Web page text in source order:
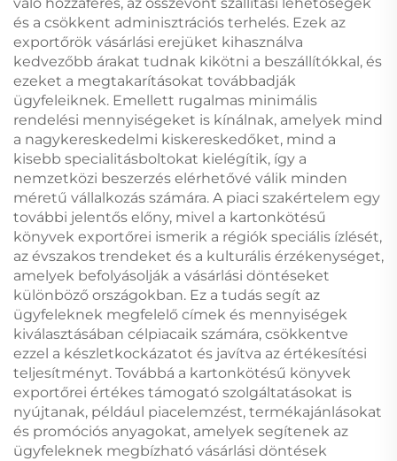
és a csökkent adminisztrációs terhelés. Ezek az
exportőrök vásárlási erejüket kihasználva
kedvezőbb árakat tudnak kikötni a beszállítókkal, és
ezeket a megtakarításokat továbbadják
ügyfeleiknek. Emellett rugalmas minimális
rendelési mennyiségeket is kínálnak, amelyek mind
a nagykereskedelmi kiskereskedőket, mind a
kisebb specialitásboltokat kielégítik, így a
nemzetközi beszerzés elérhetővé válik minden
méretű vállalkozás számára. A piaci szakértelem egy
további jelentős előny, mivel a kartonkötésű
könyvek exportőrei ismerik a régiók speciális ízlését,
az évszakos trendeket és a kulturális érzékenységet,
amelyek befolyásolják a vásárlási döntéseket
különböző országokban. Ez a tudás segít az
ügyfeleknek megfelelő címek és mennyiségek
kiválasztásában célpiacaik számára, csökkentve
ezzel a készletkockázatot és javítva az értékesítési
teljesítményt. Továbbá a kartonkötésű könyvek
exportőrei értékes támogató szolgáltatásokat is
nyújtanak, például piacelemzést, termékajánlásokat
és promóciós anyagokat, amelyek segítenek az
ügyfeleknek megbízható vásárlási döntések